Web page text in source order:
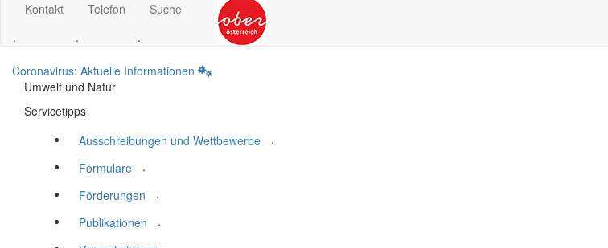
Kontakt
.
Telefon
.
Suche
.
Coronavirus: Aktuelle Informationen
Umwelt und Natur
Servicetipps
Ausschreibungen und Wettbewerbe
.
Formulare
.
Förderungen
.
Publikationen
.